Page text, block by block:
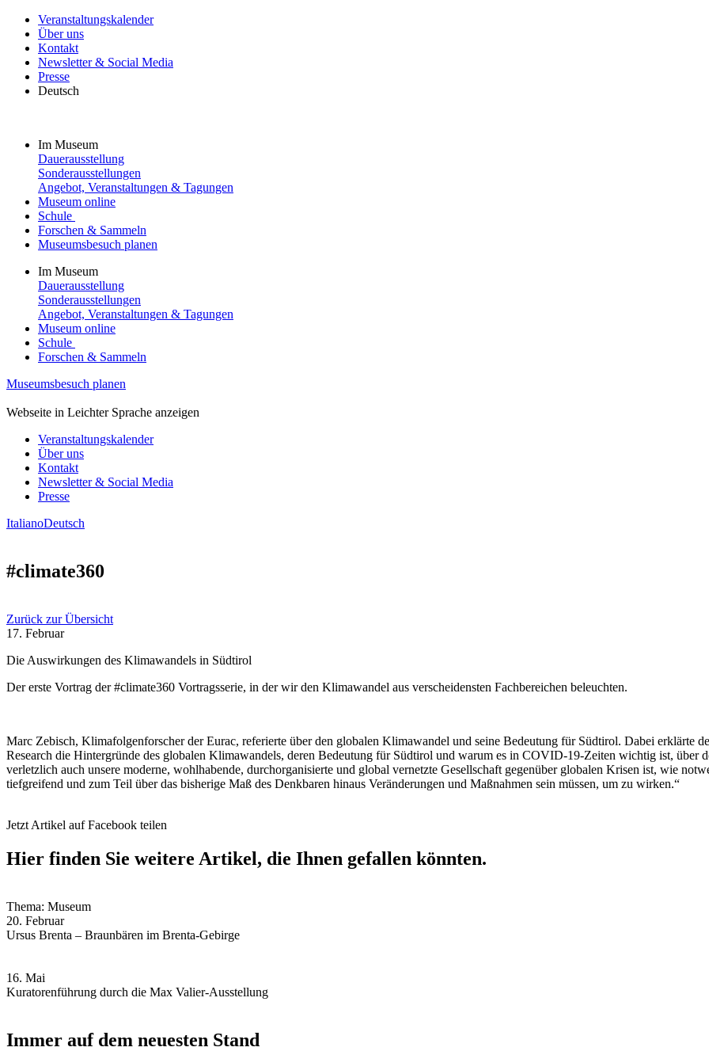
Veranstaltungskalender
Über uns
Kontakt
Newsletter & Social Media
Presse
Deutsch
Im Museum
Dauerausstellung
Sonderausstellungen
Angebot, Veranstaltungen & Tagungen
Museum online
Schule
Forschen & Sammeln
Museumsbesuch planen
Im Museum
Dauerausstellung
Sonderausstellungen
Angebot, Veranstaltungen & Tagungen
Museum online
Schule
Forschen & Sammeln
Museumsbesuch planen
Webseite in Leichter Sprache anzeigen
Veranstaltungskalender
Über uns
Kontakt
Newsletter & Social Media
Presse
ItalianoDeutsch
#climate360
Zurück zur Übersicht
17. Februar
Die Auswirkungen des Klimawandels in Südtirol
Der erste Vortrag der #climate360 Vortragsserie, in der wir den Klimawandel aus verscheidensten Fachbereichen beleuchten.
Marc Zebisch, Klimafolgenforscher der Eurac, referierte über den globalen Klimawandel und seine Bedeutung für Südtirol. Dabei erklärte
Research die Hintergründe des globalen Klimawandels, deren Bedeutung für Südtirol und warum es in COVID-19-Zeiten wichtig ist,
verletzlich auch unsere moderne, wohlhabende, durchorganisierte und global vernetzte Gesellschaft gegenüber globalen Krisen ist, wie
tiefgreifend und zum Teil über das bisherige Maß des Denkbaren hinaus Veränderungen und Maßnahmen sein müssen, um zu wirken.“
Jetzt Artikel auf Facebook teilen
Hier finden Sie weitere Artikel, die Ihnen gefallen könnten.
Thema: Museum
20. Februar
Ursus Brenta – Braunbären im Brenta-Gebirge
16. Mai
Kuratorenführung durch die Max Valier-Ausstellung
Immer auf dem neuesten Stand